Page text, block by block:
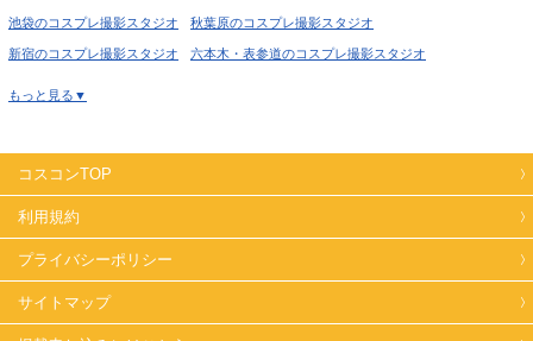
大阪屋上·バルコニーコスプレ撮影スタジオ
大阪アイドルステージコスプレ撮影スタジオ 大阪廃墟·工場跡コスプレ撮影スタジオ
大阪大正ロマン·昭和レトロコスプレ撮影スタジオ
大阪カフェ·レストラン·バーコスプレ撮影スタジオ
大阪病院·保健室コスプレ撮影スタジオ 大阪オフィス·社長室コスプレ撮影スタジオ
大阪キッチンスタジオコスプレ撮影スタジオ
大阪サイバー·SF近未来コスプレ撮影スタジオ
大阪クロマキー撮影コスプレ撮影スタジオ 大阪自然光コスプレ撮影スタジオ
池袋のコスプレ撮影スタジオ 秋葉原のコスプレ撮影スタジオ
新宿のコスプレ撮影スタジオ 六本木・表参道のコスプレ撮影スタジオ
上野のコスプレ撮影スタジオ
日暮里のコスプレ撮影スタジオ
飯田橋のコスプレ撮影スタジオ 北千住のコスプレ撮影スタジオ
世田谷のコスプレ撮影スタジオ
蒲田のコスプレ撮影スタジオ
もっと見る▼
コスコンTOP
利用規約
プライバシーポリシー
サイトマップ